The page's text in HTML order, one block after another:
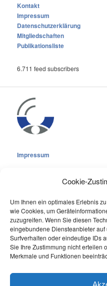
Cookie-
Um Ihnen ein optimales Erlebnis
wie Cookies, um
zuzugreifen. Wenn Sie diesen
eingebundene Diensteanbieter
Surfverhalten oder eindeutige IDs
Sie Ihre Zustimmung nicht erteilen
Merkmale und Funktionen
Kontakt
Impressum
Datenschutzerklärung
Mitgliedschaften
Publikationsliste
6.711 feed subscribers
Impressum
Cookie-Richtlinie (EU)
Datenschutzerklärung
Online Visitors:0
Last 30 Days Views:2.075